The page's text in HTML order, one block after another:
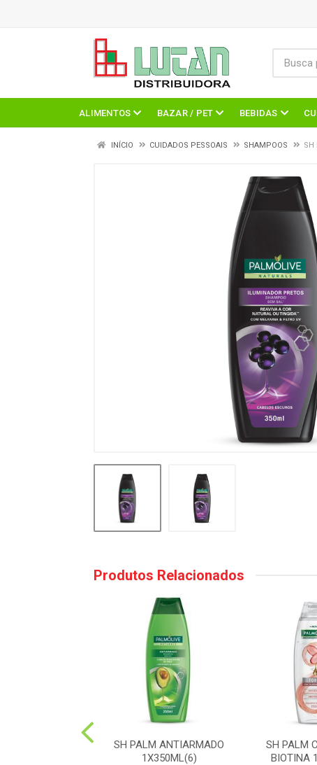
ALIMENTOS BAZAR / PET BEBIDAS
INÍCIO CUIDADOS PESSOAIS SHAMPOOS SH
Produtos Relacionados
SH PALM ANTIARMADO
1X350ML(6)
SH PALM
BIOTINA